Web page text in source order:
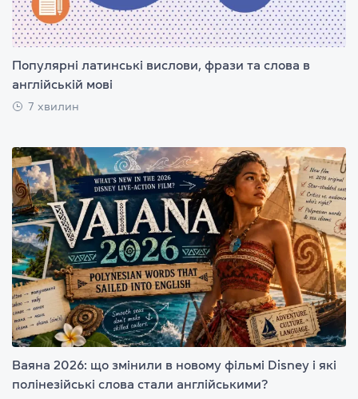
Популярні латинські вислови, фрази та слова в
англійській мові
7 хвилин
Ваяна 2026: що змінили в новому фільмі Disney і які
полінезійські слова стали англійськими?